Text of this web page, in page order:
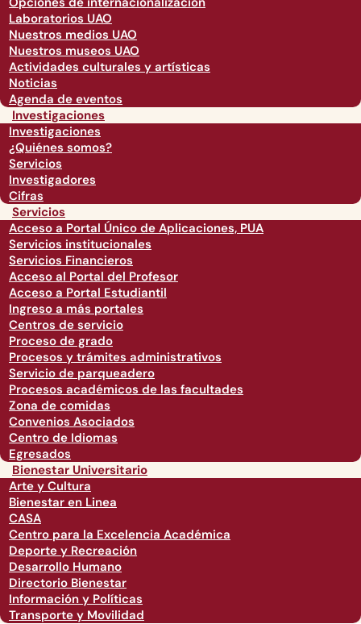
Laboratorios UAO
Nuestros medios UAO
Nuestros museos UAO
Actividades culturales y artísticas
Noticias
Agenda de eventos
Investigaciones
Investigaciones
¿Quiénes somos?
Servicios
Investigadores
Cifras
Servicios
Acceso a Portal Único de Aplicaciones, PUA
Servicios institucionales
Servicios Financieros
Acceso al Portal del Profesor
Acceso a Portal Estudiantil
Ingreso a más portales
Centros de servicio
Proceso de grado
Procesos y trámites administrativos
Servicio de parqueadero
Procesos académicos de las facultades
Zona de comidas
Convenios Asociados
Centro de Idiomas
Egresados
Bienestar Universitario
Arte y Cultura
Bienestar en Linea
CASA
Centro para la Excelencia Académica
Deporte y Recreación
Desarrollo Humano
Directorio Bienestar
Información y Políticas
Transporte y Movilidad